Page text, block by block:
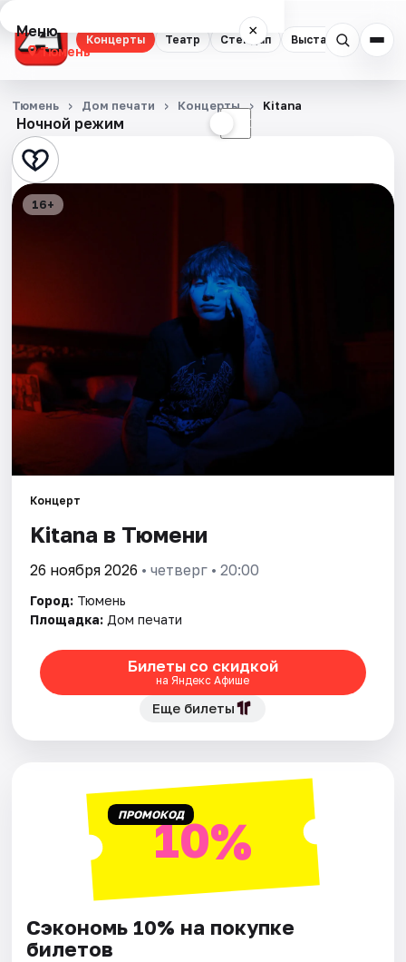
Концерты Театр Стендап Выставки
Меню ×
Тюмень
Концерты
Театр
Стендап
Спорт
События
Площадки
Артисты
Рейтинги
Ночной режим ☾
Тюмень Дом печати Концерты Kitana
16+
Концерт
Kitana в Тюмени
26 ноября 2026 • четверг • 20:00
Город: Тюмень
Площадка: Дом печати
Билеты со скидкой
на Яндекс Афише
Еще билеты
ПРОМОКОД10%
Сэкономь 10% на покупке
билетов